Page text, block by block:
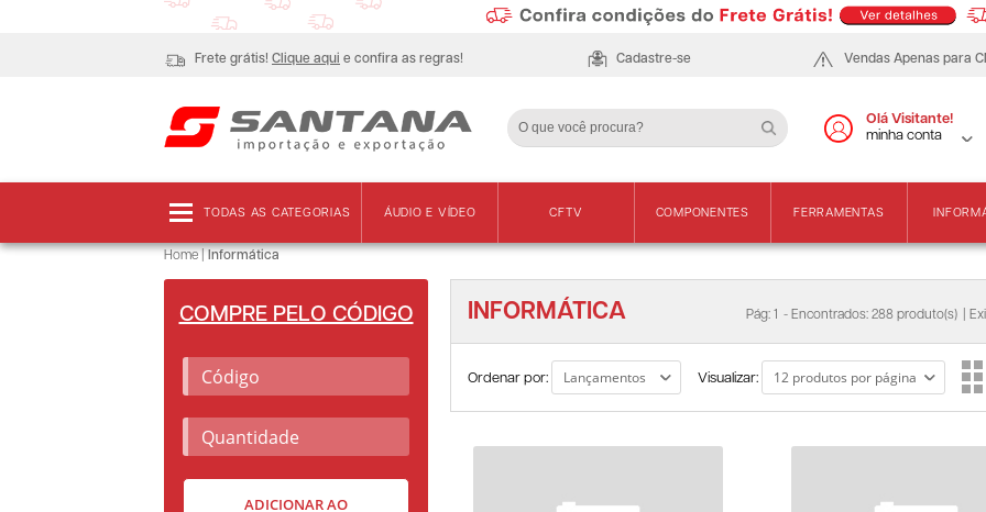
Frete grátis! Clique aqui e confira as regras! Cadastre-se Vendas Apenas para
Olá Visitante!
minha conta
TODAS AS CATEGORIAS ÁUDIO E VÍDEO CFTV COMPONENTES FERRAMENTAS
Home Informática
COMPRE PELO CÓDIGO
ADICIONAR AO
INFORMÁTICA Pág: 1 - Encontrados: 288 produto(s) |
Ordenar por: Visualizar: